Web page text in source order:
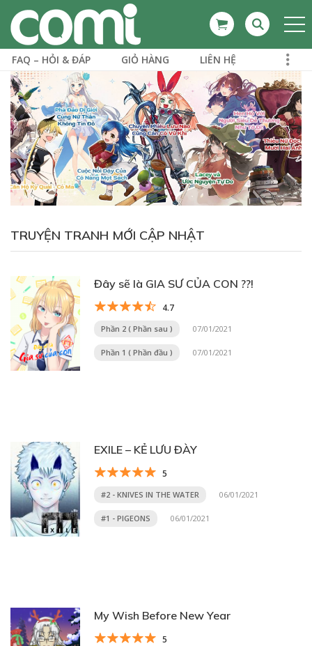
FAQ – HỎI & ĐÁP GIỎ HÀNG LIÊN HỆ
TRUYỆN TRANH MỚI CẬP NHẬT
Đây sẽ là GIA SƯ CỦA CON ??!
4.7
Phần 2 ( Phần sau ) 07/01/2021
Phần 1 ( Phần đầu ) 07/01/2021
EXILE – KẺ LƯU ĐÀY
5
#2 - KNIVES IN THE WATER 06/01/2021
#1 - PIGEONS 06/01/2021
My Wish Before New Year
5